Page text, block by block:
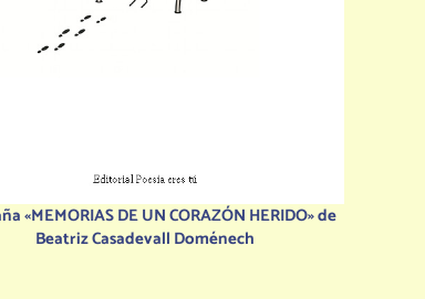
«MEMORIAS DE UN CORAZÓN HERIDO» de
Beatriz Casadevall Doménech